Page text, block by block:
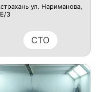
ул. Нариманова,
3
СТО